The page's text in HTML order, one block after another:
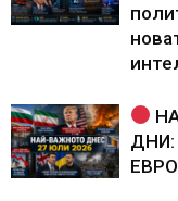
ДНИ: